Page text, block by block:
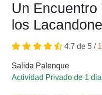
Un Encuentro
los
4.7 de 5 /
Salida Palenque
Actividad Privado de 1 dia